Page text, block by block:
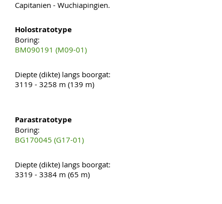
Capitanien - Wuchiapingien.
Holostratotype
Boring:
BM090191 (M09-01)
Diepte (dikte) langs boorgat:
3119 - 3258 m (139 m)
Parastratotype
Boring:
BG170045 (G17-01)
Diepte (dikte) langs boorgat:
3319 - 3384 m (65 m)